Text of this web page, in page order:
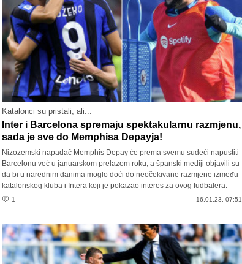
Katalonci su pristali, ali...
Inter i Barcelona spremaju spektakularnu razmjenu,
sada je sve do Memphisa Depayja!
Nizozemski napadač Memphis Depay će prema svemu sudeći napustiti
Barcelonu već u januarskom prelazom roku, a španski mediji objavili su
da bi u narednim danima moglo doći do neočekivane razmjene između
katalonskog kluba i Intera koji je pokazao interes za ovog fudbalera.
1 16.01.23. 07:51